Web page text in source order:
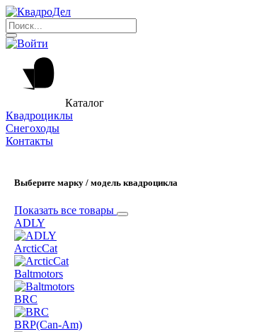
Каталог
Квадроциклы
Снегоходы
Контакты
Выберите марку / модель квадроцикла
Показать все товары
ADLY
ArcticCat
Baltmotors
BRC
BRP(Can-Am)